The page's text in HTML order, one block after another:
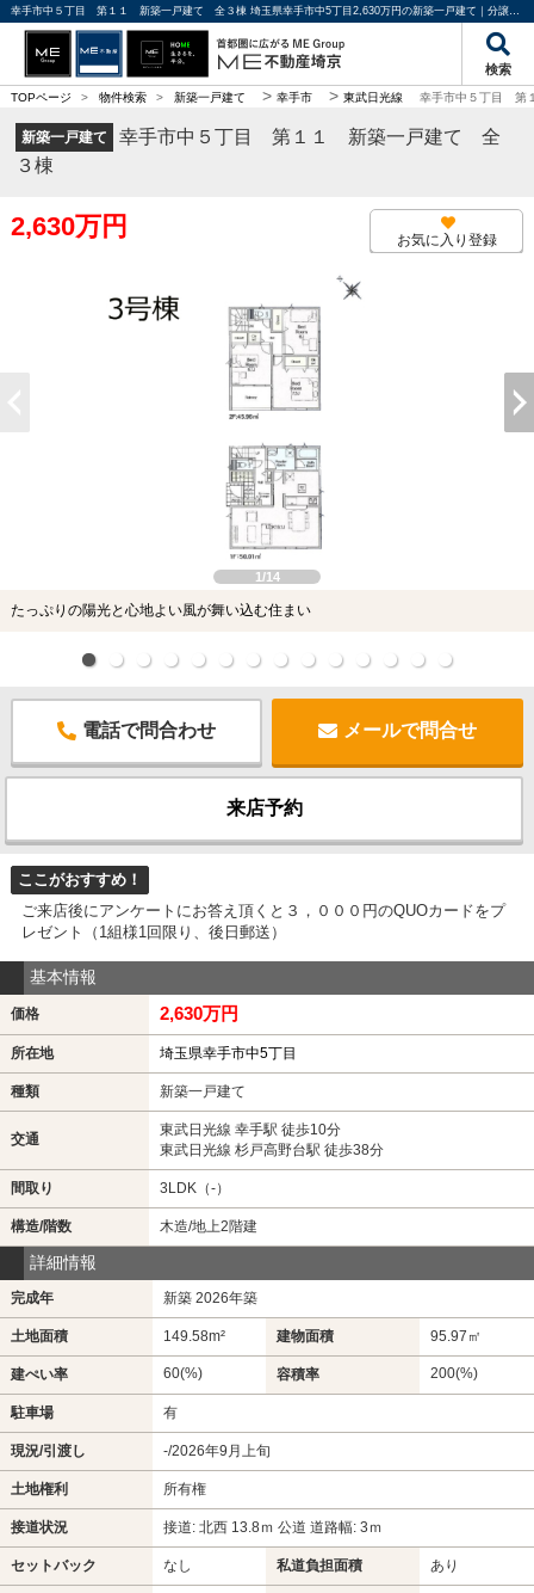
幸手市中５丁目 第１１ 新築一戸建て 全３棟 埼玉県幸手市中5丁目2,630万円の新築一戸建て｜分譲住宅や新築物件｜ME不動産埼京
検索
TOPページ > 物件検索 > 新築一戸建て > 幸手市 > 東武日光線 幸手市中５丁目 第
新築一戸建て
幸手市中５丁目 第１１ 新築一戸建て 全
３棟
2,630万円 お気に入り登録
1/14
たっぷりの陽光と心地よい風が舞い込む住まい
電話で問合わせ メールで問合せ
来店予約
ここがおすすめ！
ご来店後にアンケートにお答え頂くと３，０００円のQUOカードをプ
レゼント（1組様1回限り、後日郵送）
基本情報
価格 2,630万円
所在地 埼玉県幸手市中5丁目
種類 新築一戸建て
交通
東武日光線 幸手駅 徒歩10分
東武日光線 杉戸高野台駅 徒歩38分
間取り 3LDK（-）
構造/階数 木造/地上2階建
詳細情報
完成年 新築 2026年築
土地面積 149.58m² 建物面積 95.97㎡
建ぺい率 60(%) 容積率 200(%)
駐車場 有
現況/引渡し -/2026年9月上旬
土地権利 所有権
接道状況 接道: 北西 13.8ｍ 公道 道路幅: 3ｍ
セットバック なし 私道負担面積 あり